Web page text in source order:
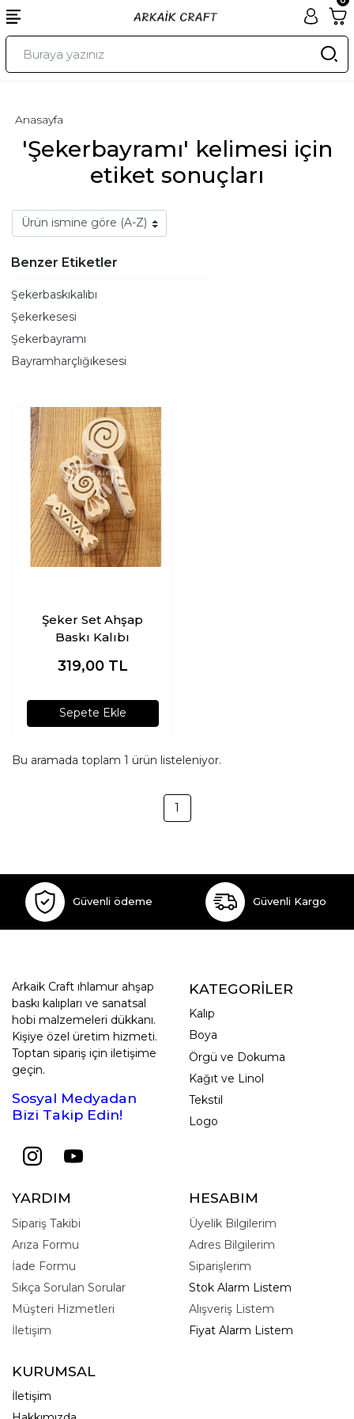
'Şekerbayramı' kelimesi için
etiket sonuçları
Anasayfa
Benzer Etiketler
Şekerbaskıkalıbı
Şekerkesesi
Şekerbayramı
Bayramharçlığıkesesi
Şeker Set Ahşap
Baskı Kalıbı
319,00 TL
Sepete Ekle
Bu aramada toplam 1 ürün listeleniyor.
1
Güvenli ödeme Güvenli Kargo
Arkaik Craft ıhlamur ahşap
baskı kalıpları ve sanatsal
hobi malzemeleri dükkanı.
Kişiye özel üretim hizmeti.
Toptan sipariş için iletişime
geçin.
Sosyal Medyadan
Bizi Takip Edin!
KATEGORİLER
Kalıp
Boya
Örgü ve Dokuma
Kağıt ve Linol
Tekstil
Logo
YARDIM
Sipariş Takibi
Arıza Formu
İade Formu
Sıkça Sorulan Sorular
Müşteri Hizmetleri
İletişim
HESABIM
Üyelik Bilgilerim
Adres Bilgilerim
Siparişlerim
Stok Alarm Listem
Alışveriş Listem
Fiyat Alarm Listem
KURUMSAL
İletişim